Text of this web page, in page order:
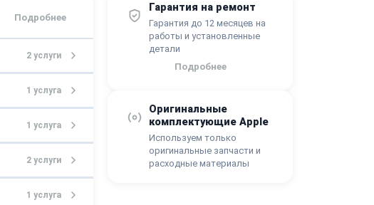
2 услуги
1 услуга
1 услуга
2 услуги
1 услуга
Гарантия на ремонт
Гарантия до 12 месяцев на
работы и установленные
детали
Подробнее
Оригинальные
комплектующие Apple
Используем только
оригинальные запчасти и
расходные материалы